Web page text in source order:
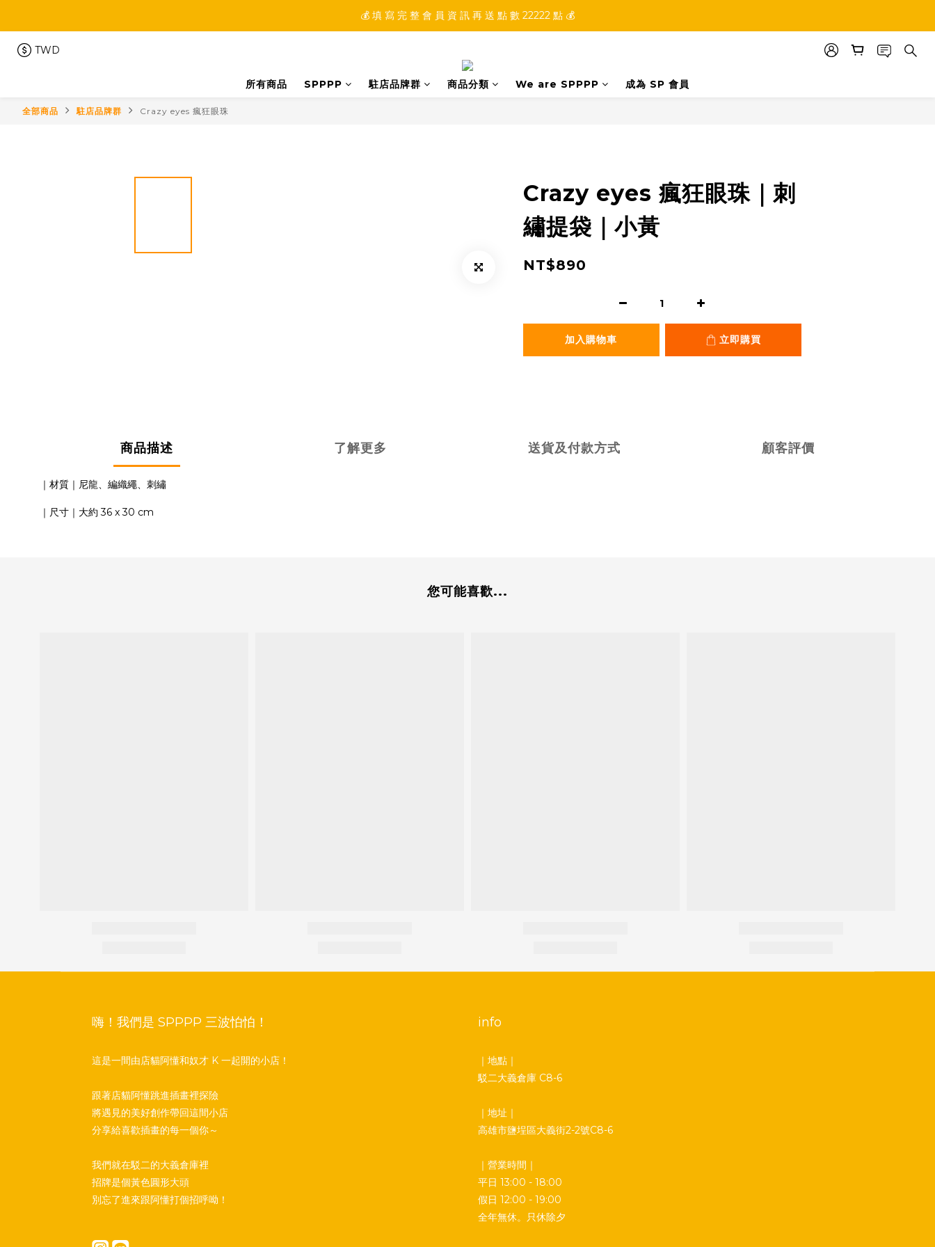
💰 加 入 會 員 就 送 你 10 元 購 物 金 💰
💰 填 寫 完 整 會 員 資 訊 再 送 點 數 22222 點 💰
TWD
所有商品 SPPPP 駐店品牌群 商品分類 We are SPPPP 成為 SP 會員
全部商品 駐店品牌群 Crazy eyes 瘋狂眼珠
Crazy eyes 瘋狂眼珠｜刺
繡提袋｜小黃
NT$890
加入購物車 立即購買
商品描述 了解更多 送貨及付款方式 顧客評價
｜材質｜尼龍、編織繩、刺繡
｜尺寸｜大約 36 x 30 cm
您可能喜歡...
嗨！我們是 SPPPP 三波怕怕！
這是一間由店貓阿懂和奴才 K 一起開的小店！
跟著店貓阿懂跳進插畫裡探險
將遇見的美好創作帶回這間小店
分享給喜歡插畫的每一個你～
我們就在駁二的大義倉庫裡
招牌是個黃色圓形大頭
別忘了進來跟阿懂打個招呼呦！
info
｜地點｜
駁二大義倉庫 C8-6
｜地址｜
高雄市鹽埕區大義街2-2號C8-6
｜營業時間｜
平日 13:00 - 18:00
假日 12:00 - 19:00
全年無休。只休除夕